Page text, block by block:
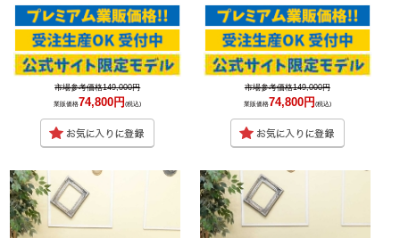
市場参考価格149,000円
業販価格74,800円(税込)
市場参考価格149,000円
業販価格74,800円 (税込)